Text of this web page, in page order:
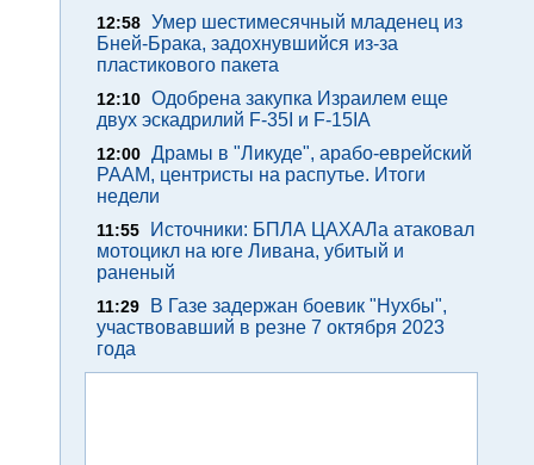
12:58 Умер шестимесячный младенец из
Бней-Брака, задохнувшийся из-за
пластикового пакета
12:10 Одобрена закупка Израилем еще
двух эскадрилий F-35I и F-15IA
12:00 Драмы в "Ликуде", арабо-еврейский
РААМ, центристы на распутье. Итоги
недели
11:55
Источники: БПЛА ЦАХАЛа атаковал
мотоцикл на юге Ливана, убитый и
раненый
11:29
В Газе задержан боевик "Нухбы",
участвовавший в резне 7 октября 2023
года